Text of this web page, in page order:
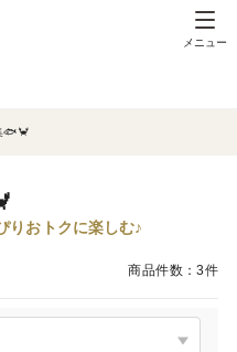
メニュー
🐟🦀
りおトクに楽しむ♪
商品件数：3件